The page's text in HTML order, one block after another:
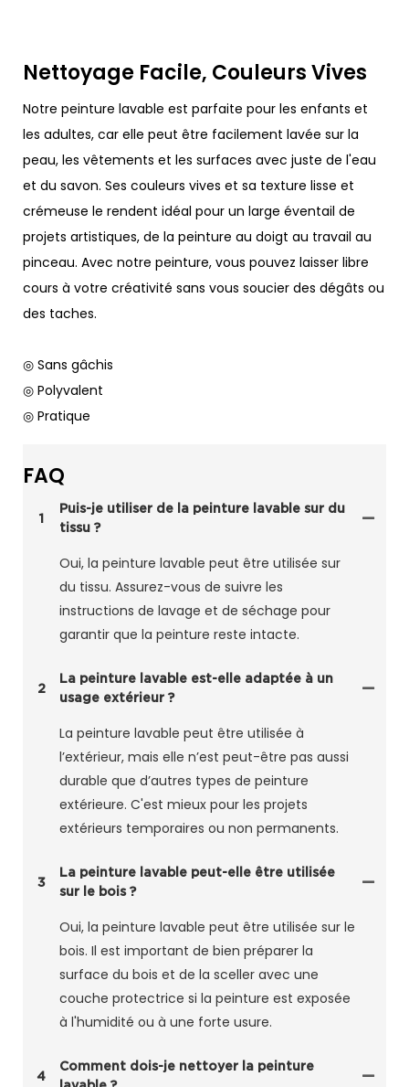
Nettoyage Facile, Couleurs Vives
Notre peinture lavable est parfaite pour les enfants et
les adultes, car elle peut être facilement lavée sur la
peau, les vêtements et les surfaces avec juste de l'eau
et du savon. Ses couleurs vives et sa texture lisse et
crémeuse le rendent idéal pour un large éventail de
projets artistiques, de la peinture au doigt au travail au
pinceau. Avec notre peinture, vous pouvez laisser libre
cours à votre créativité sans vous soucier des dégâts ou
des taches.
◎ Sans gâchis
◎ Polyvalent
◎ Pratique
FAQ
1
Puis-je utiliser de la peinture lavable sur du
tissu ?
Oui, la peinture lavable peut être utilisée sur
du tissu. Assurez-vous de suivre les
instructions de lavage et de séchage pour
garantir que la peinture reste intacte.
2
La peinture lavable est-elle adaptée à un
usage extérieur ?
La peinture lavable peut être utilisée à
l’extérieur, mais elle n’est peut-être pas aussi
durable que d’autres types de peinture
extérieure. C'est mieux pour les projets
extérieurs temporaires ou non permanents.
3
La peinture lavable peut-elle être utilisée
sur le bois ?
Oui, la peinture lavable peut être utilisée sur le
bois. Il est important de bien préparer la
surface du bois et de la sceller avec une
couche protectrice si la peinture est exposée
à l'humidité ou à une forte usure.
4
Comment dois-je nettoyer la peinture